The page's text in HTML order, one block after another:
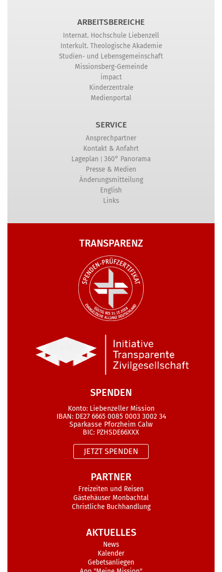
ARBEITSBEREICHE
Internat. Hochschule Liebenzell
Interkult. Theologische Akademie
Studien- und Lebensgemeinschaft
Missionsberg-Gemeinde
impact
Kinderzentrale
Medienportal
SERVICE
Ansprechpartner
Kontakt & Anfahrt
Lageplan | 360° Panorama
Presse & Medien
Änderungsmitteilung
English
Links
TRANSPARENZ
SPENDEN
Konto: Liebenzeller Mission
IBAN: DE27 6665 0085 0003 3002 34
Sparkasse Pforzheim Calw
BIC: PZHSDE66XXX
JETZT SPENDEN
PARTNER
Freizeiten und Reisen
Gästehäuser Monbachtal
Christliche Buchhandlung
AKTUELLES
News
Kalender
Gebetsanliegen